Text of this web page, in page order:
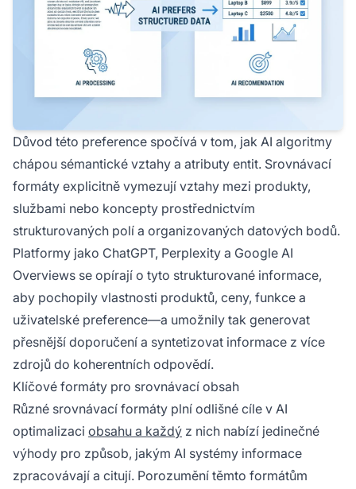
Důvod této preference spočívá v tom, jak AI algoritmy
chápou sémantické vztahy a atributy entit. Srovnávací
formáty explicitně vymezují vztahy mezi produkty,
službami nebo koncepty prostřednictvím
strukturovaných polí a organizovaných datových bodů.
Platformy jako ChatGPT, Perplexity a Google AI
Overviews se opírají o tyto strukturované informace,
aby pochopily vlastnosti produktů, ceny, funkce a
uživatelské preference—a umožnily tak generovat
přesnější doporučení a syntetizovat informace z více
zdrojů do koherentních odpovědí.
Klíčové formáty pro srovnávací obsah
Různé srovnávací formáty plní odlišné cíle v AI
optimalizaci obsahu a každý z nich nabízí jedinečné
výhody pro způsob, jakým AI systémy informace
zpracovávají a citují. Porozumění těmto formátům